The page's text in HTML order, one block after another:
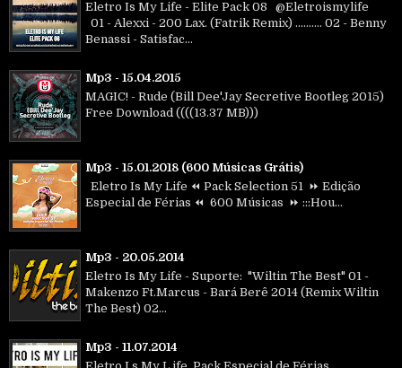
Eletro Is My Life - Elite Pack 08 @Eletroismylife
01 - Alexxi - 200 Lax. (Fatrik Remix) .......... 02 - Benny
Benassi - Satisfac...
Mp3 - 15.04.2015
MAGIC! - Rude (Bill Dee'Jay Secretive Bootleg 2015)
Free Download ((((13.37 MB)))
Mp3 - 15.01.2018 (600 Músicas Grátis)
Eletro Is My Life ⏪ Pack Selection 51 ⏩ Edição
Especial de Férias ⏪ 600 Músicas ⏩ :::Hou...
Mp3 - 20.05.2014
Eletro Is My Life - Suporte: "Wiltin The Best" 01 -
Makenzo Ft.Marcus - Bará Berê 2014 (Remix Wiltin
The Best) 02...
Mp3 - 11.07.2014